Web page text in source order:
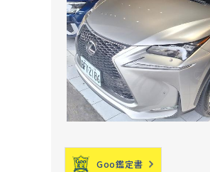
Goo鑑定書